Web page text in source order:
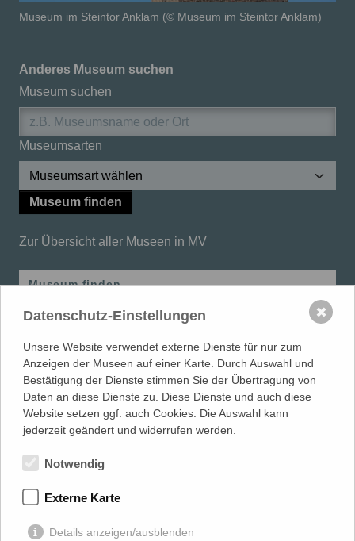
Museum im Steintor Anklam (© Museum im Steintor Anklam)
Anderes Museum suchen
Museum suchen
Museumsarten
Museum finden
Zur Übersicht aller Museen in MV
Museum finden
Schule im Museum
Lehrerfortbildungen
MUSEUMSVERBAND
Datenschutz-Einstellungen
Unsere Website verwendet externe Dienste für nur zum
Anzeigen der Museen auf einer Karte. Durch Auswahl und
Bestätigung der Dienste stimmen Sie der Übertragung von
Daten an diese Dienste zu. Diese Dienste und auch diese
Website setzen ggf. auch Cookies. Die Auswahl kann
jederzeit geändert und widerrufen werden.
Notwendig
Externe Karte
Details anzeigen/ausblenden
✖